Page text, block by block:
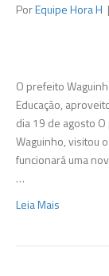
PorEquipe Hora H |
O prefeito
Educação,
dia 19 de agosto
Waguinho, visitou
funcionará uma
…
Leia Mais